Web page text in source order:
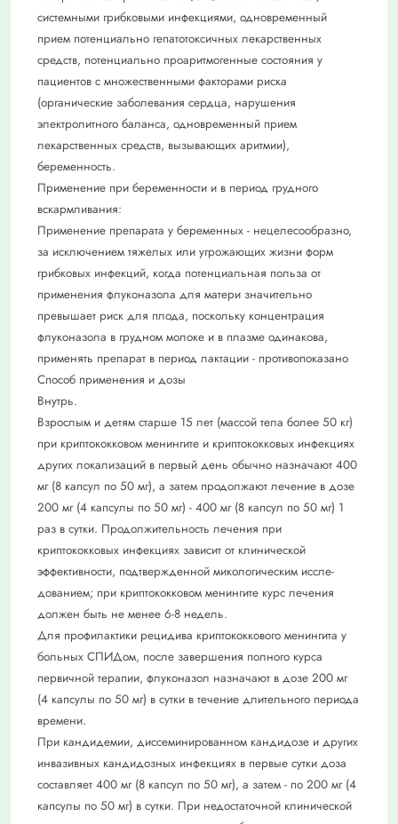
системными грибковыми инфекциями, одновременный
прием потенциально гепатотоксичных лекарственных
средств, потенциально проаритмогенные состояния у
пациентов с множественными факторами риска
(органические заболевания сердца, нарушения
электролитного баланса, одновременный прием
лекарственных средств, вызывающих аритмии),
беременность.
Применение при беременности и в период грудного
вскармливания:
Применение препарата у беременных - нецелесообразно,
за исключением тяжелых или угрожающих жизни форм
грибковых инфекций, когда потенциальная польза от
применения флуконазола для матери значительно
превышает риск для плода, поскольку концентрация
флуконазола в грудном молоке и в плазме одинакова,
применять препарат в период лактации - противопоказано
Способ применения и дозы
Внутрь.
Взрослым и детям старше 15 лет (массой тела более 50 кг)
при криптококковом менингите и криптококковых инфекциях
других локализаций в первый день обычно назначают 400
мг (8 капсул по 50 мг), а затем продолжают лечение в дозе
200 мг (4 капсулы по 50 мг) - 400 мг (8 капсул по 50 мг) 1
раз в сутки. Продолжительность лечения при
криптококковых инфекциях зависит от клинической
эффективности, подтвержденной микологическим иссле­
дованием; при криптококковом менингите курс лечения
должен быть не менее 6-8 недель.
Для профилактики рецидива криптококко­вого менингита у
больных СПИДом, после завершения полного курса
первичной те­рапии, флуконазол назначают в дозе 200 мг
(4 капсулы по 50 мг) в сутки в тече­ние длительного периода
времени.
При кандидемии, диссеминированном кан­дидозе и других
инвазивных кандидозных инфекциях в первые сутки доза
составляет 400 мг (8 капсул по 50 мг), а затем - по 200 мг (4
капсулы по 50 мг) в сутки. При недостаточной клинической